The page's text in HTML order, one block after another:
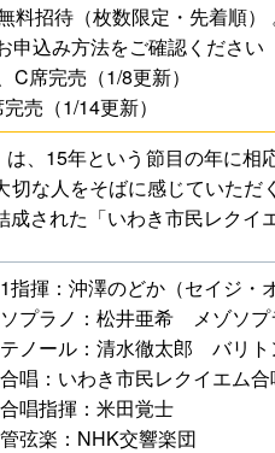
料招待（枚数限定・先着順
申込み方法をご確認ください
C席完売（1/8更新）
売（1/14更新）
、15年という節目の年に
切な人をそばに感じていた
された「いわき市民レクイ
1指揮：沖澤のどか（セイジ・
ソプラノ：松井亜希 メゾソプ
テノール：清水徹太郎 バリト
合唱：いわき市民レクイエム合
合唱指揮：米田覚士
管弦楽：NHK交響楽団